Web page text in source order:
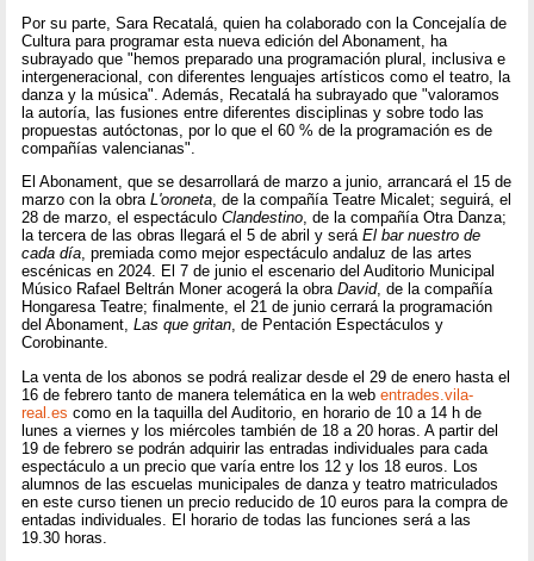
Por su parte, Sara Recatalá, quien ha colaborado con la Concejalía de
Cultura para programar esta nueva edición del Abonament, ha
subrayado que "hemos preparado una programación plural, inclusiva e
intergeneracional, con diferentes lenguajes artísticos como el teatro, la
danza y la música". Además, Recatalá ha subrayado que "valoramos
la autoría, las fusiones entre diferentes disciplinas y sobre todo las
propuestas autóctonas, por lo que el 60 % de la programación es de
compañías valencianas".
El Abonament, que se desarrollará de marzo a junio, arrancará el 15 de
marzo con la obraL'oroneta, de la compañía Teatre Micalet; seguirá, el
28 de marzo, el espectáculoClandestino, de la compañía Otra Danza;
la tercera de las obras llegará el 5 de abril y seráEl bar nuestro de
cada día, premiada como mejor espectáculo andaluz de las artes
escénicas en 2024. El 7 de junio el escenario del Auditorio Municipal
Músico Rafael Beltrán Moner acogerá la obraDavid, de la compañía
Hongaresa Teatre; finalmente, el 21 de junio cerrará la programación
del Abonament,Las que gritan, de Pentación Espectáculos y
Corobinante.
La venta de los abonos se podrá realizar desde el 29 de enero hasta el
16 de febrero tanto de manera telemática en la web entrades.vila-
real.es como en la taquilla del Auditorio, en horario de 10 a 14 h de
lunes a viernes y los miércoles también de 18 a 20 horas. A partir del
19 de febrero se podrán adquirir las entradas individuales para cada
espectáculo a un precio que varía entre los 12 y los 18 euros. Los
alumnos de las escuelas municipales de danza y teatro matriculados
en este curso tienen un precio reducido de 10 euros para la compra de
entadas individuales. El horario de todas las funciones será a las
19.30 horas.